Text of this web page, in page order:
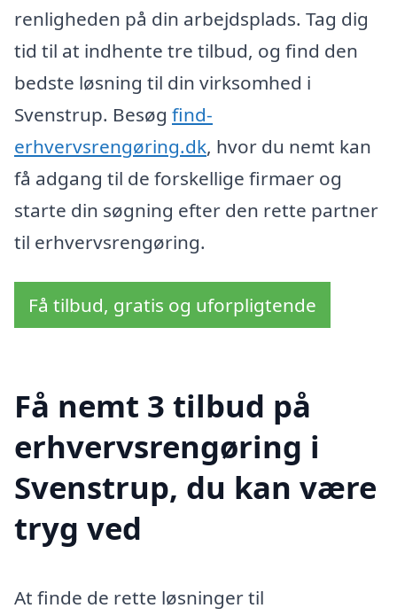
renligheden på din arbejdsplads. Tag dig
tid til at indhente tre tilbud, og find den
bedste løsning til din virksomhed i
Svenstrup. Besøg find-
erhvervsrengøring.dk, hvor du nemt kan
få adgang til de forskellige firmaer og
starte din søgning efter den rette partner
til erhvervsrengøring.
Få tilbud, gratis og uforpligtende
Få nemt 3 tilbud på
erhvervsrengøring i
Svenstrup, du kan være
tryg ved
At finde de rette løsninger til